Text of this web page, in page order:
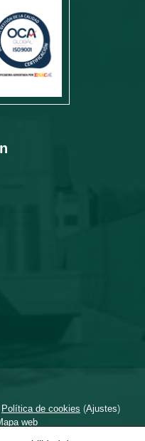
Política de cookies (Ajustes)
web